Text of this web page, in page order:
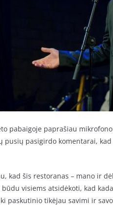
pabaigoje paprašiau
pusių pasigirdo komentarai,
kad šis restoranas – mano ir
visiems atsidėkoti, kad
paskutinio tikėjau savimi ir